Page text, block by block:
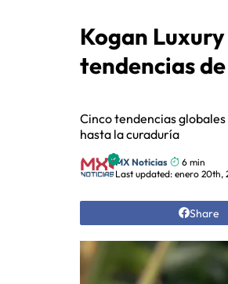
Kogan
tendencias
Cinco tendencias
hasta la curaduría
MX Noticias
6 min
Last updated: enero 20th,
Share